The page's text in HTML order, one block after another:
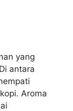
yang
antara
Aroma